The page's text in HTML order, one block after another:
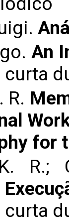
An
curta
R.
for
K. R.;
curta